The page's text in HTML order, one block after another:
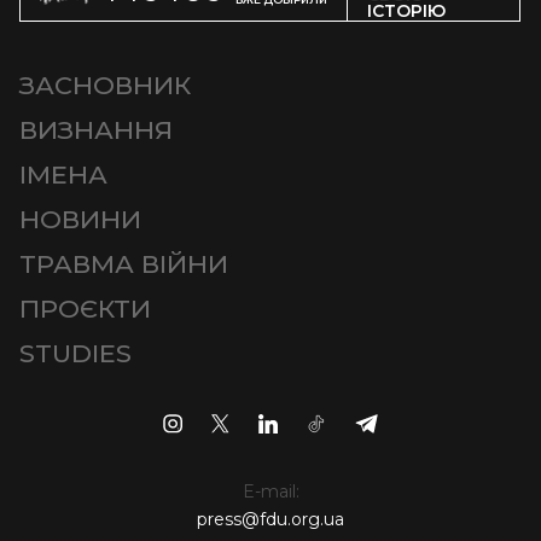
ІСТОРІЮ
ЗАСНОВНИК
ВИЗНАННЯ
ІМЕНА
НОВИНИ
ТРАВМА ВІЙНИ
ПРОЄКТИ
STUDIES
E-mail:
press@fdu.org.ua